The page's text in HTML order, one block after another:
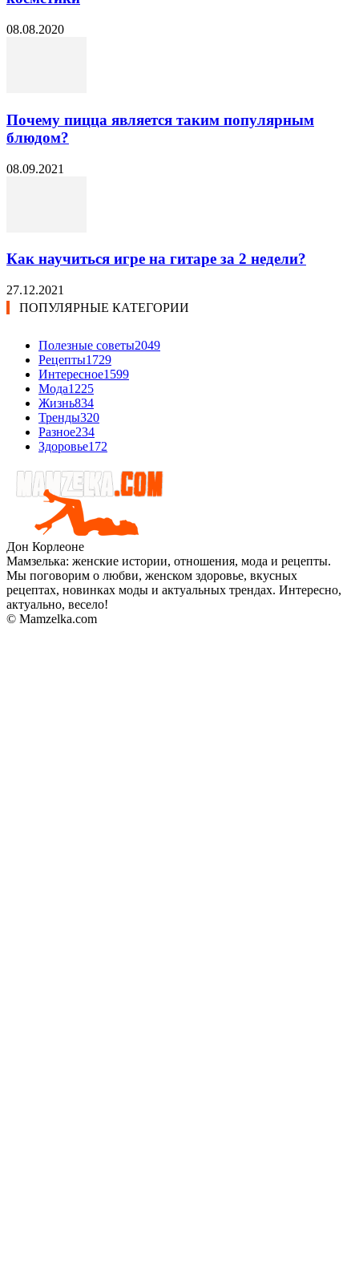
08.08.2020
Почему пицца является таким популярным
блюдом?
08.09.2021
Как научиться игре на гитаре за 2 недели?
27.12.2021
ПОПУЛЯРНЫЕ КАТЕГОРИИ
Полезные советы2049
Рецепты1729
Интересное1599
Мода1225
Жизнь834
Тренды320
Разное234
Здоровье172
Дон Корлеоне
Мамзелька: женские истории, отношения, мода и рецепты.
Мы поговорим о любви, женском здоровье, вкусных
рецептах, новинках моды и актуальных трендах. Интересно,
актуально, весело!
© Mamzelka.com